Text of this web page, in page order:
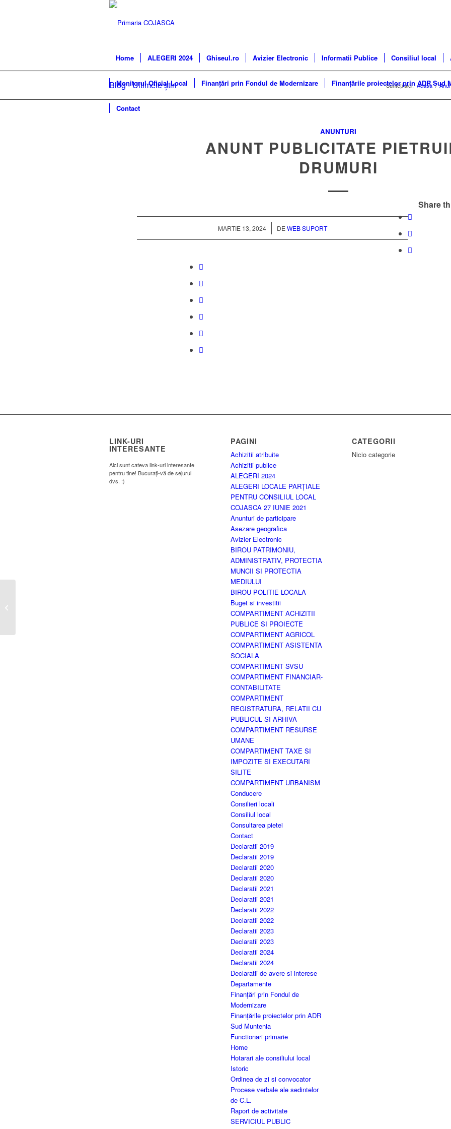
Home ALEGERI 2024 Ghiseul.ro Avizier Electronic Informatii Publice Consiliul local
Monitorul Oficial Local Finanțări prin Fondul de Modernizare Finanțările proiectelor prin ADR Sud
Contact
Blog - Ultimele știri Sunteți aici: Acasa /
ANUNTURI
ANUNT PUBLICITATE
DRUMURI
MARTIE 13, 2024
/ DEWEB SUPORT
Share
LINK-URI
INTERESANTE
Aici sunt cateva link-uri interesante
pentru tine! Bucurați-vă de sejurul
dvs. :)
PAGINI
Achizitii atribuite
Achizitii publice
ALEGERI 2024
ALEGERI LOCALE PARȚIALE
PENTRU CONSILIUL LOCAL
COJASCA 27 IUNIE 2021
Anunturi de participare
Asezare geografica
Avizier Electronic
BIROU PATRIMONIU,
ADMINISTRATIV, PROTECTIA
MUNCII SI PROTECTIA
MEDIULUI
BIROU POLITIE LOCALA
Buget si investitii
COMPARTIMENT ACHIZITII
PUBLICE SI PROIECTE
COMPARTIMENT AGRICOL
COMPARTIMENT ASISTENTA
SOCIALA
COMPARTIMENT SVSU
COMPARTIMENT FINANCIAR-
CONTABILITATE
COMPARTIMENT
REGISTRATURA, RELATII CU
PUBLICUL SI ARHIVA
COMPARTIMENT RESURSE
UMANE
COMPARTIMENT TAXE SI
IMPOZITE SI EXECUTARI
SILITE
COMPARTIMENT URBANISM
Conducere
Consilieri locali
Consiliul local
Consultarea pietei
Contact
Declaratii 2019
Declaratii 2019
Declaratii 2020
Declaratii 2020
Declaratii 2021
Declaratii 2021
Declaratii 2022
Declaratii 2022
Declaratii 2023
Declaratii 2023
Declaratii 2024
Declaratii 2024
Declaratii de avere si interese
Departamente
Finanțări prin Fondul de
Modernizare
Finanțările proiectelor prin ADR
Sud Muntenia
Functionari primarie
Home
Hotarari ale consiliului local
Istoric
Ordinea de zi si convocator
Procese verbale ale sedintelor
de C.L.
Raport de activitate
SERVICIUL PUBLIC
CATEGORII
Nicio categorie